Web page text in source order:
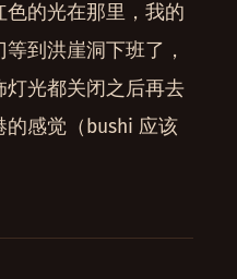
的光在那里，我的
到洪崖洞下班了，
灯光都关闭之后再去
感觉（bushi 应该